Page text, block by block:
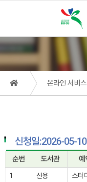
온라인 서비스
신청일:2026-05-10
순번 도서관 예
1 신용 스터